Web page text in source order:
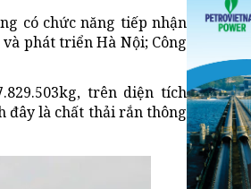
có chức năng tiếp nhận
phát triển Hà Nội; Công
trên diện tích
đây là chất thải rắn thông